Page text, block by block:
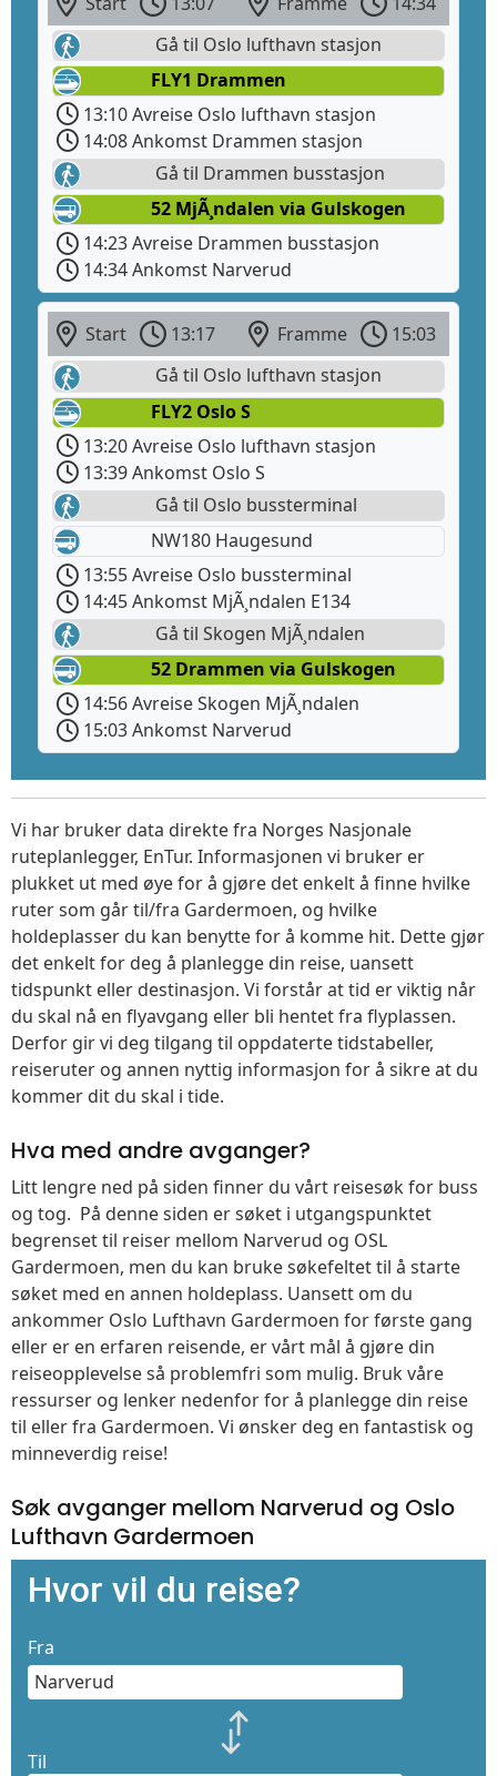
Gå til Oslo lufthavn stasjon
FLY1 Drammen
13:10 Avreise Oslo lufthavn stasjon
14:08 Ankomst Drammen stasjon
Gå til Drammen busstasjon
52 MjÃ¸ndalen via Gulskogen
14:23 Avreise Drammen busstasjon
14:34 Ankomst Narverud
Start 13:17 Framme
15:03
Gå til Oslo lufthavn stasjon
FLY2 Oslo S
13:20 Avreise Oslo lufthavn stasjon
13:39 Ankomst Oslo S
Gå til Oslo bussterminal
NW180 Haugesund
13:55 Avreise Oslo bussterminal
14:45 Ankomst MjÃ¸ndalen E134
Gå til Skogen MjÃ¸ndalen
52 Drammen via Gulskogen
14:56 Avreise Skogen MjÃ¸ndalen
15:03 Ankomst Narverud
Vi har bruker data direkte fra Norges Nasjonale
ruteplanlegger, EnTur. Informasjonen vi bruker er
plukket ut med øye for å gjøre det enkelt å finne hvilke
ruter som går til/fra Gardermoen, og hvilke
holdeplasser du kan benytte for å komme hit. Dette gjør
det enkelt for deg å planlegge din reise, uansett
tidspunkt eller destinasjon. Vi forstår at tid er viktig når
du skal nå en flyavgang eller bli hentet fra flyplassen.
Derfor gir vi deg tilgang til oppdaterte tidstabeller,
reiseruter og annen nyttig informasjon for å sikre at du
kommer dit du skal i tide.
Hva med andre avganger?
Litt lengre ned på siden finner du vårt reisesøk for buss
og tog. På denne siden er søket i utgangspunktet
begrenset til reiser mellom Narverud og OSL
Gardermoen, men du kan bruke søkefeltet til å starte
søket med en annen holdeplass. Uansett om du
ankommer Oslo Lufthavn Gardermoen for første gang
eller er en erfaren reisende, er vårt mål å gjøre din
reiseopplevelse så problemfri som mulig. Bruk våre
ressurser og lenker nedenfor for å planlegge din reise
til eller fra Gardermoen. Vi ønsker deg en fantastisk og
minneverdig reise!
Søk avganger mellom Narverud og Oslo
Lufthavn Gardermoen
Hvor vil du reise?
Fra
Til